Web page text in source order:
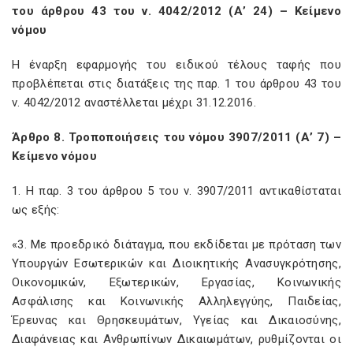
του άρθρου 43 του ν. 4042/2012 (Α’ 24) – Κείμενο
νόμου
Η έναρξη εφαρμογής του ειδικού τέλους ταφής που
προβλέπεται στις διατάξεις της παρ. 1 του άρθρου 43 του
ν. 4042/2012 αναστέλλεται μέχρι 31.12.2016.
Άρθρο 8. Τροποποιήσεις του νόμου 3907/2011 (Α’ 7) –
Κείμενο νόμου
1. Η παρ. 3 του άρθρου 5 του ν. 3907/2011 αντικαθίσταται
ως εξής:
«3. Με προεδρικό διάταγμα, που εκδίδεται με πρόταση των
Υπουργών Εσωτερικών και Διοικητικής Ανασυγκρότησης,
Οικονομικών, Εξωτερικών, Εργασίας, Κοινωνικής
Ασφάλισης και Κοινωνικής Αλληλεγγύης, Παιδείας,
Έρευνας και Θρησκευμάτων, Υγείας και Δικαιοσύνης,
Διαφάνειας και Ανθρωπίνων Δικαιωμάτων, ρυθμίζονται οι